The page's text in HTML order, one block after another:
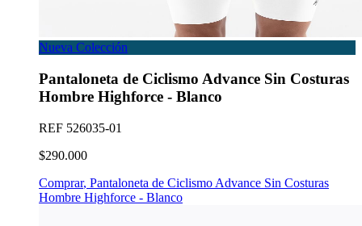
Nueva Colección
Pantaloneta de Ciclismo Advance Sin Costuras
Hombre Highforce - Blanco
REF 526035-01
$290.000
Comprar, Pantaloneta de Ciclismo Advance Sin Costuras
Hombre Highforce - Blanco